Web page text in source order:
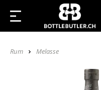
Rum Melasse